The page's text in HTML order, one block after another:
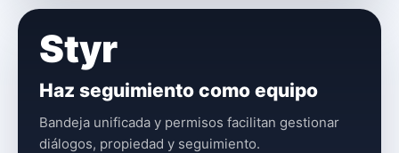
Styr
Haz seguimiento como equipo
Bandeja unificada y permisos facilitan gestionar
diálogos, propiedad y seguimiento.